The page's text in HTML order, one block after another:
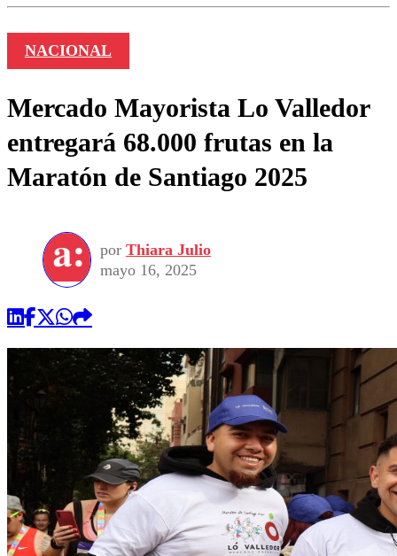
NACIONAL
Mercado Mayorista Lo Valledor
entregará 68.000 frutas en la
Maratón de Santiago 2025
por Thiara Julio
mayo 16, 2025